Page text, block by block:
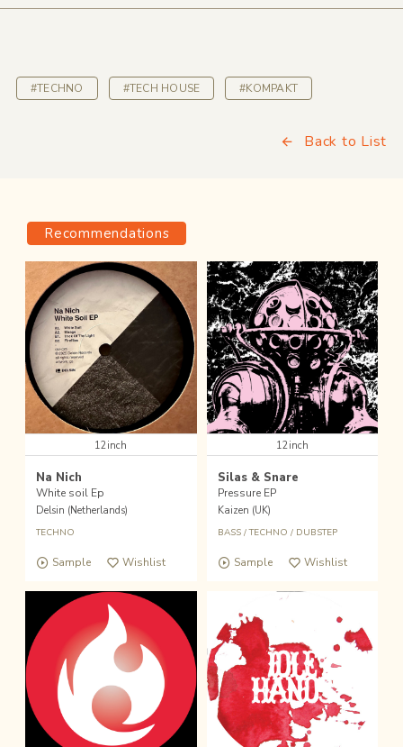
#TECHNO #TECH HOUSE #KOMPAKT
Back to List
Recommendations
12inch
Na Nich
White soil Ep
Delsin (Netherlands)
TECHNO
Sample Wishlist
12inch
Silas & Snare
Pressure EP
Kaizen (UK)
BASS/TECHNO / DUBSTEP
Sample Wishlist